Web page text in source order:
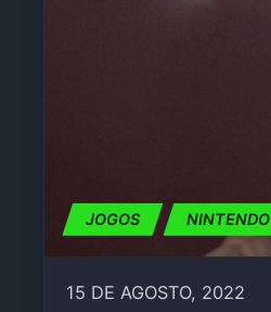
JOGOS NINTENDO
15 DE AGOSTO, 2022